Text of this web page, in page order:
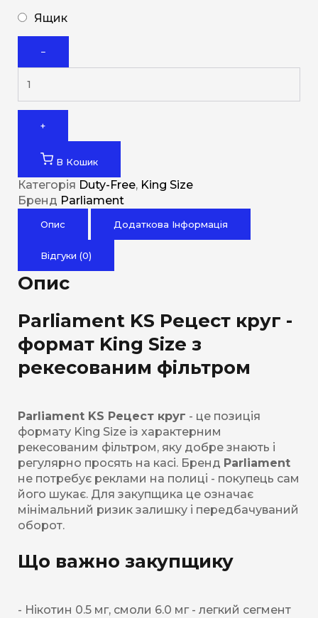
Ящик
−
+
В Кошик
Категорія Duty-Free, King Size
Бренд Parliament
Опис Додаткова Інформація
Відгуки (0)
Опис
Parliament KS Рецест круг -
формат King Size з
рекесованим фільтром
Parliament KS Рецест круг - це позиція
формату King Size із характерним
рекесованим фільтром, яку добре знають і
регулярно просять на касі. Бренд Parliament
не потребує реклами на полиці - покупець сам
його шукає. Для закупщика це означає
мінімальний ризик залишку і передбачуваний
оборот.
Що важно закупщику
- Нікотин 0.5 мг, смоли 6.0 мг - легкий сегмент